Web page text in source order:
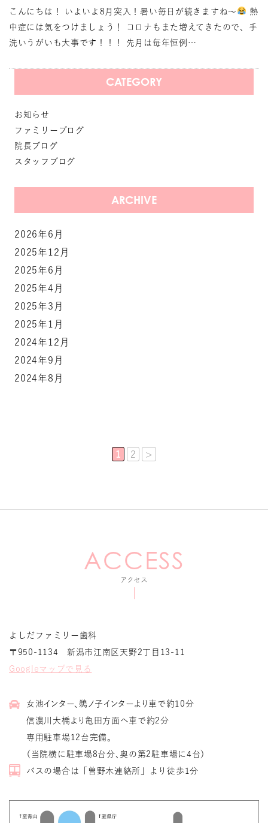
こんにちは！ いよいよ8月突入！暑い毎日が続きますね〜
熱
中症には気をつけましょう！ コロナもまた増えてきたので、手
洗いうがいも大事です！！！ 先月は毎年恒例…
CATEGORY
お知らせ
ファミリーブログ
院長ブログ
スタッフブログ
ARCHIVE
2026年6月
2025年12月
2025年6月
2025年4月
2025年3月
2025年1月
2024年12月
2024年9月
2024年8月
1 2 >
アクセス
よしだファミリー歯科
〒950-1134 新潟市江南区天野2丁目13-11
Googleマップで見る
女池インター、鵜ノ子インターより車で約10分
信濃川大橋より亀田方面へ車で約2分
専用駐車場12台完備。
（当院横に駐車場8台分、奥の第2駐車場に4台）
バスの場合は「曽野木連絡所」より徒歩1分